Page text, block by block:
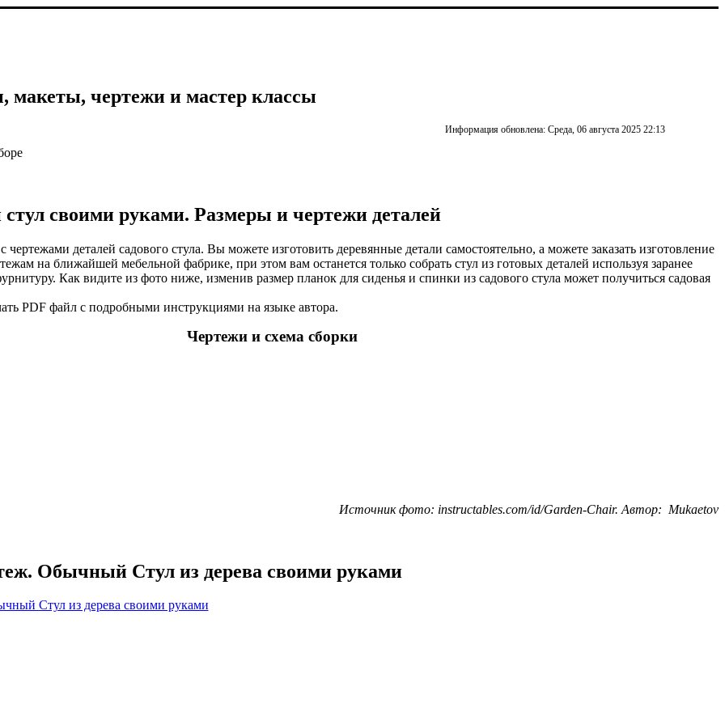
макеты, чертежи и мастер классы
Информация обновлена: Среда, 06 августа 2025 22:13
своими руками. Размеры и чертежи деталей
деталей садового стула. Вы можете изготовить деревянные детали самостоятельно, а можете заказать изготовление
на ближайшей мебельной фабрике, при этом вам останется только собрать стул из готовых деталей используя заранее
Как видите из фото ниже, изменив размер планок для сиденья и спинки из садового стула может получиться садовая
PDF файл с подробными инструкциями на языке автора.
Чертежи и схема сборки
Источник фото: instructables.com/id/Garden-Chair. Автор: Mukaetov
Обычный Стул из дерева своими руками